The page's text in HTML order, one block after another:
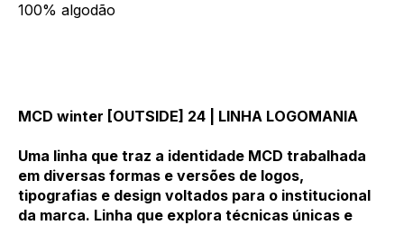
100% algodão
MCD winter [OUTSIDE] 24 | LINHA LOGOMANIA
Uma linha que traz a identidade MCD trabalhada
em diversas formas e versões de logos,
tipografias e design voltados para o institucional
da marca. Linha que explora técnicas únicas e